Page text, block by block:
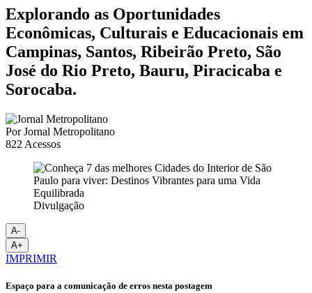
Explorando as Oportunidades
Econômicas, Culturais e Educacionais em
Campinas, Santos, Ribeirão Preto, São
José do Rio Preto, Bauru, Piracicaba e
Sorocaba.
PorJornal Metropolitano
822 Acessos
Divulgação
A-
A+
IMPRIMIR
Espaço para a comunicação de erros nesta postagem